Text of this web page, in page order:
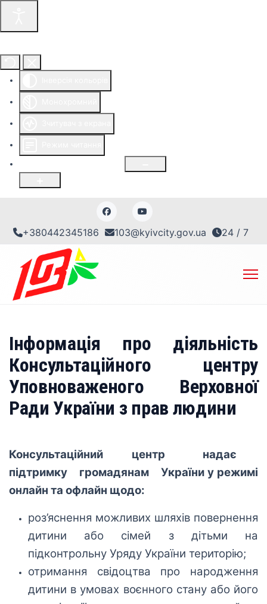
+380442345186 103@kyivcity.gov.ua 24 / 7
Інформація про діяльність
Консультаційного центру
Уповноваженого Верховної
Ради України з прав людини
Консультаційний центр надає
підтримку громадянам України у режимі
онлайн та офлайн щодо:
роз’яснення можливих шляхів повернення
дитини або сімей з дітьми на
підконтрольну Уряду України територію;
отримання свідоцтва про народження
дитини в умовах воєнного стану або його